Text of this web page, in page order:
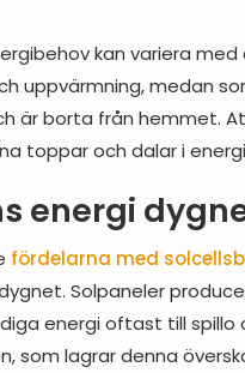
kan variera
uppvärmning, medan
är borta från hemmet.
toppar och dalar i
energi
fördelarna med
Solpaneler
energi oftast till spillo
som lagrar denna